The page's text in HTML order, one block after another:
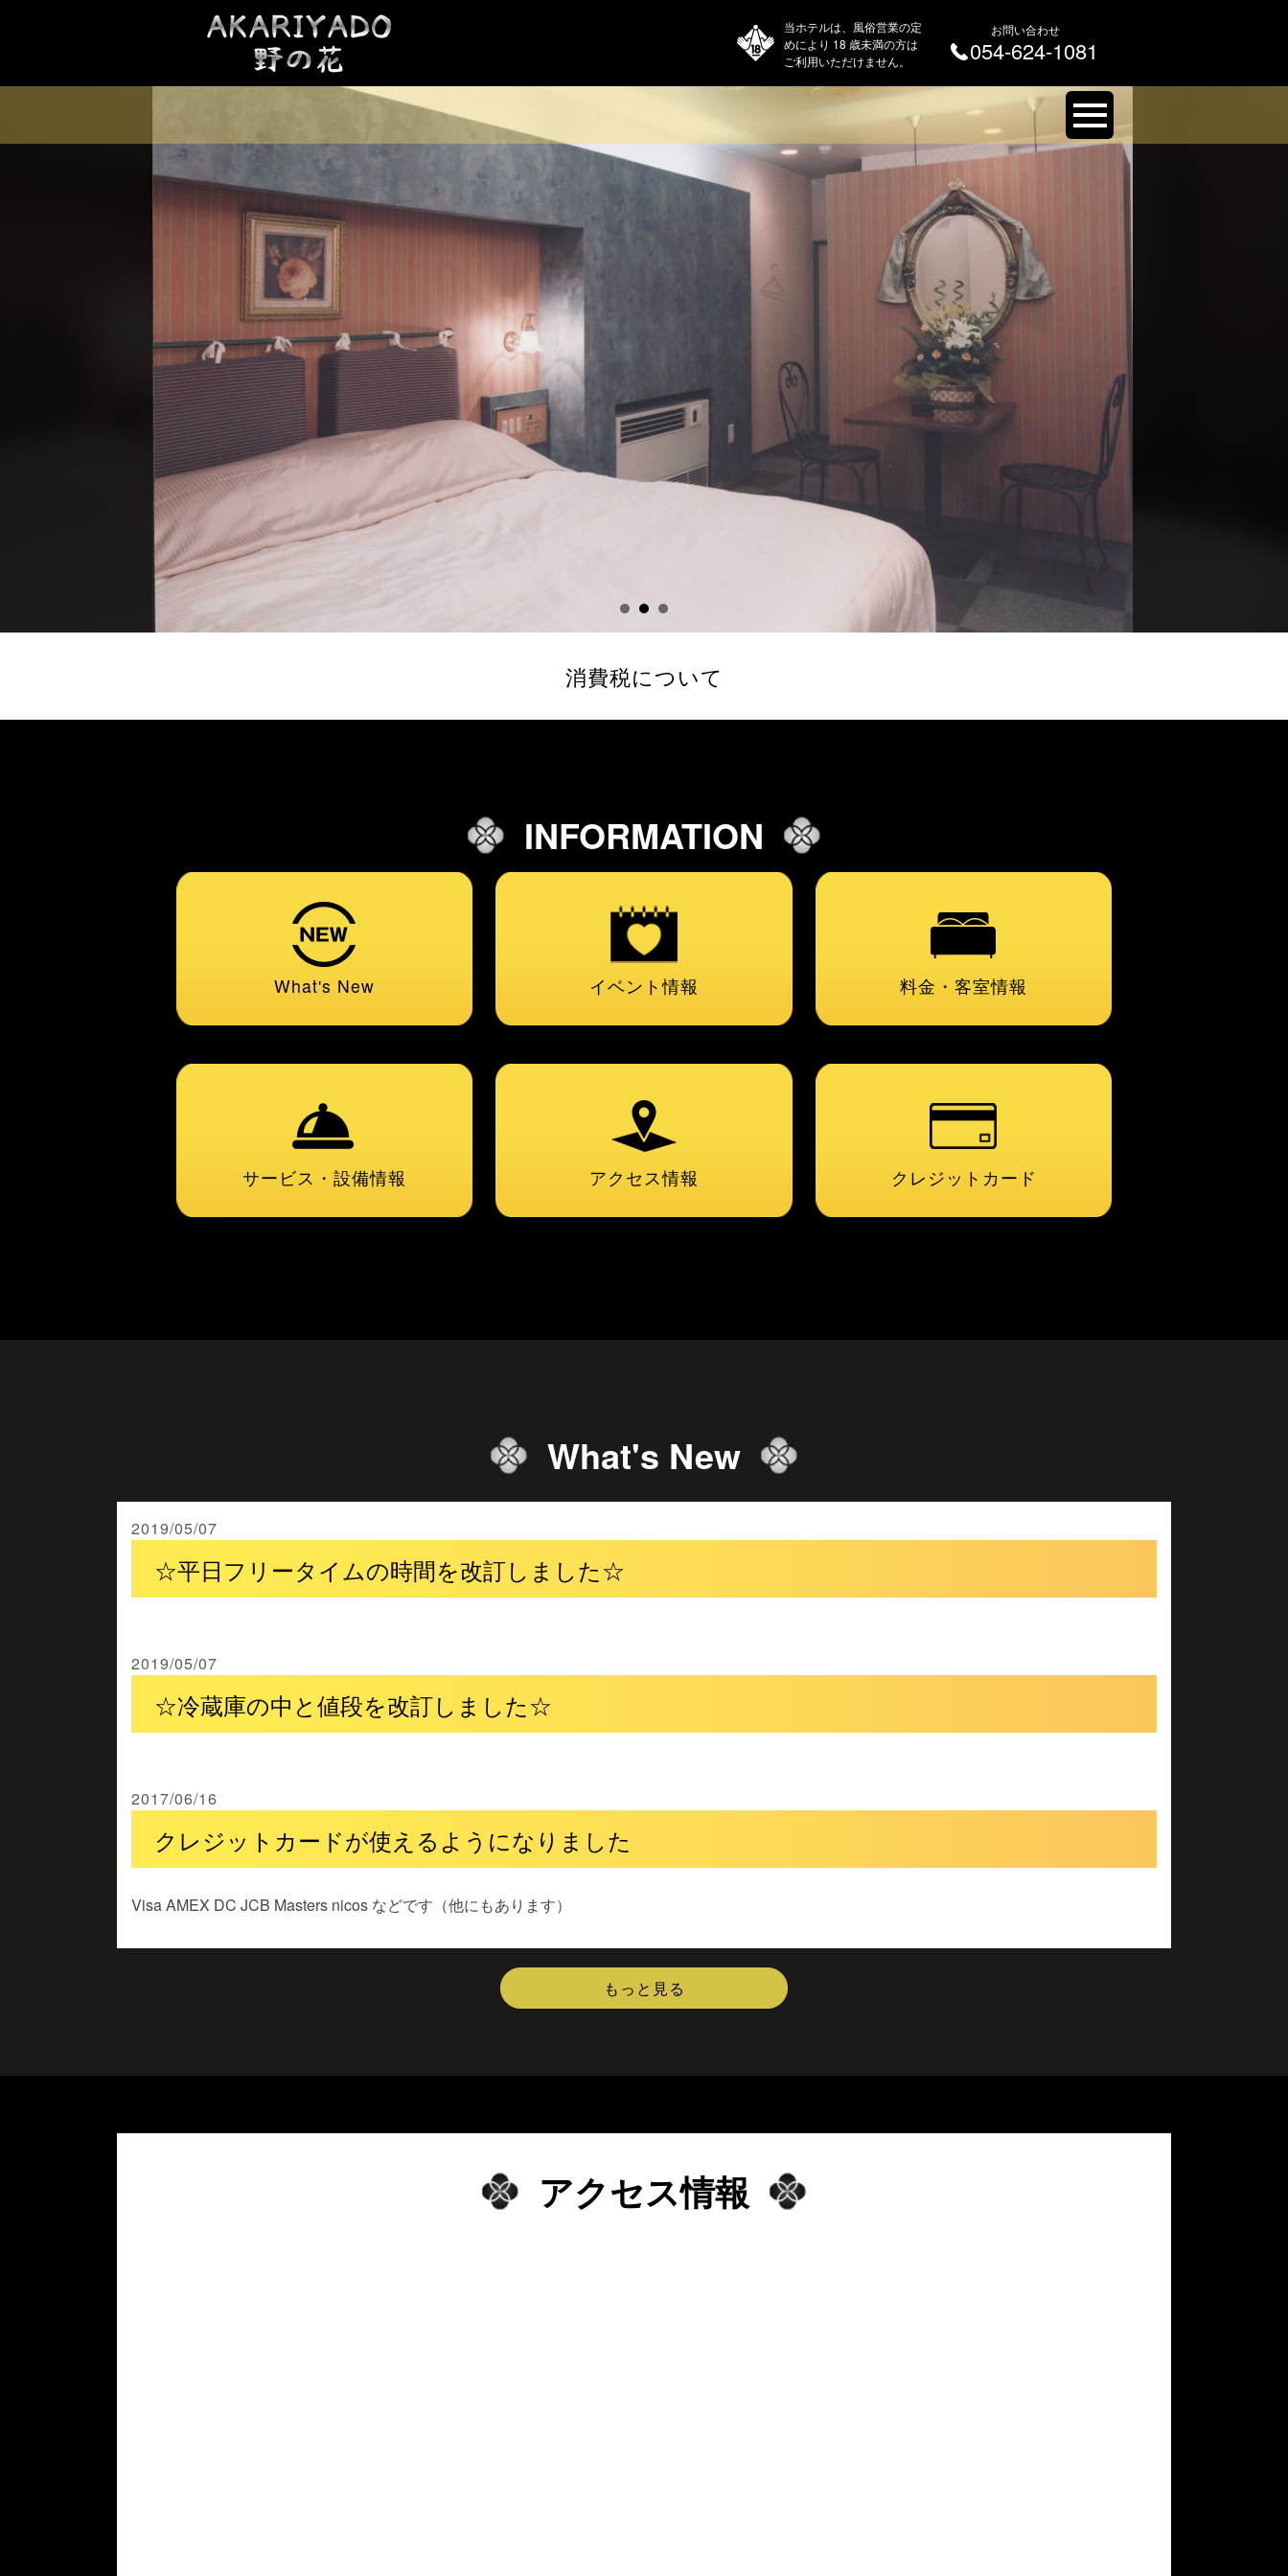
当ホテルは、風俗営業の定
めにより 18 歳未満の方は
ご利用いただけません。
お問い合わせ
054-624-1081
消費税について
INFORMATION
What's New イベント情報 料金・客室情報
サービス・ 設備情報 アクセス情報 クレジットカード
What's New
2019/05/07
☆平日フリータイムの時間を改訂しました☆
2019/05/07
☆冷蔵庫の中と値段を改訂しました☆
2017/06/16
クレジットカードが使えるようになりました
Visa AMEX DC JCB Masters nicos などです（他にもあります）
もっと見る
アクセス情報